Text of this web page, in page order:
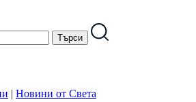
| Новини от Света